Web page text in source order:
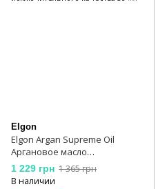
Elgon
Elgon Argan Supreme Oil
Аргановое масло
исключительного качества
30 мл
1 229 грн 1 365 грн
В наличии